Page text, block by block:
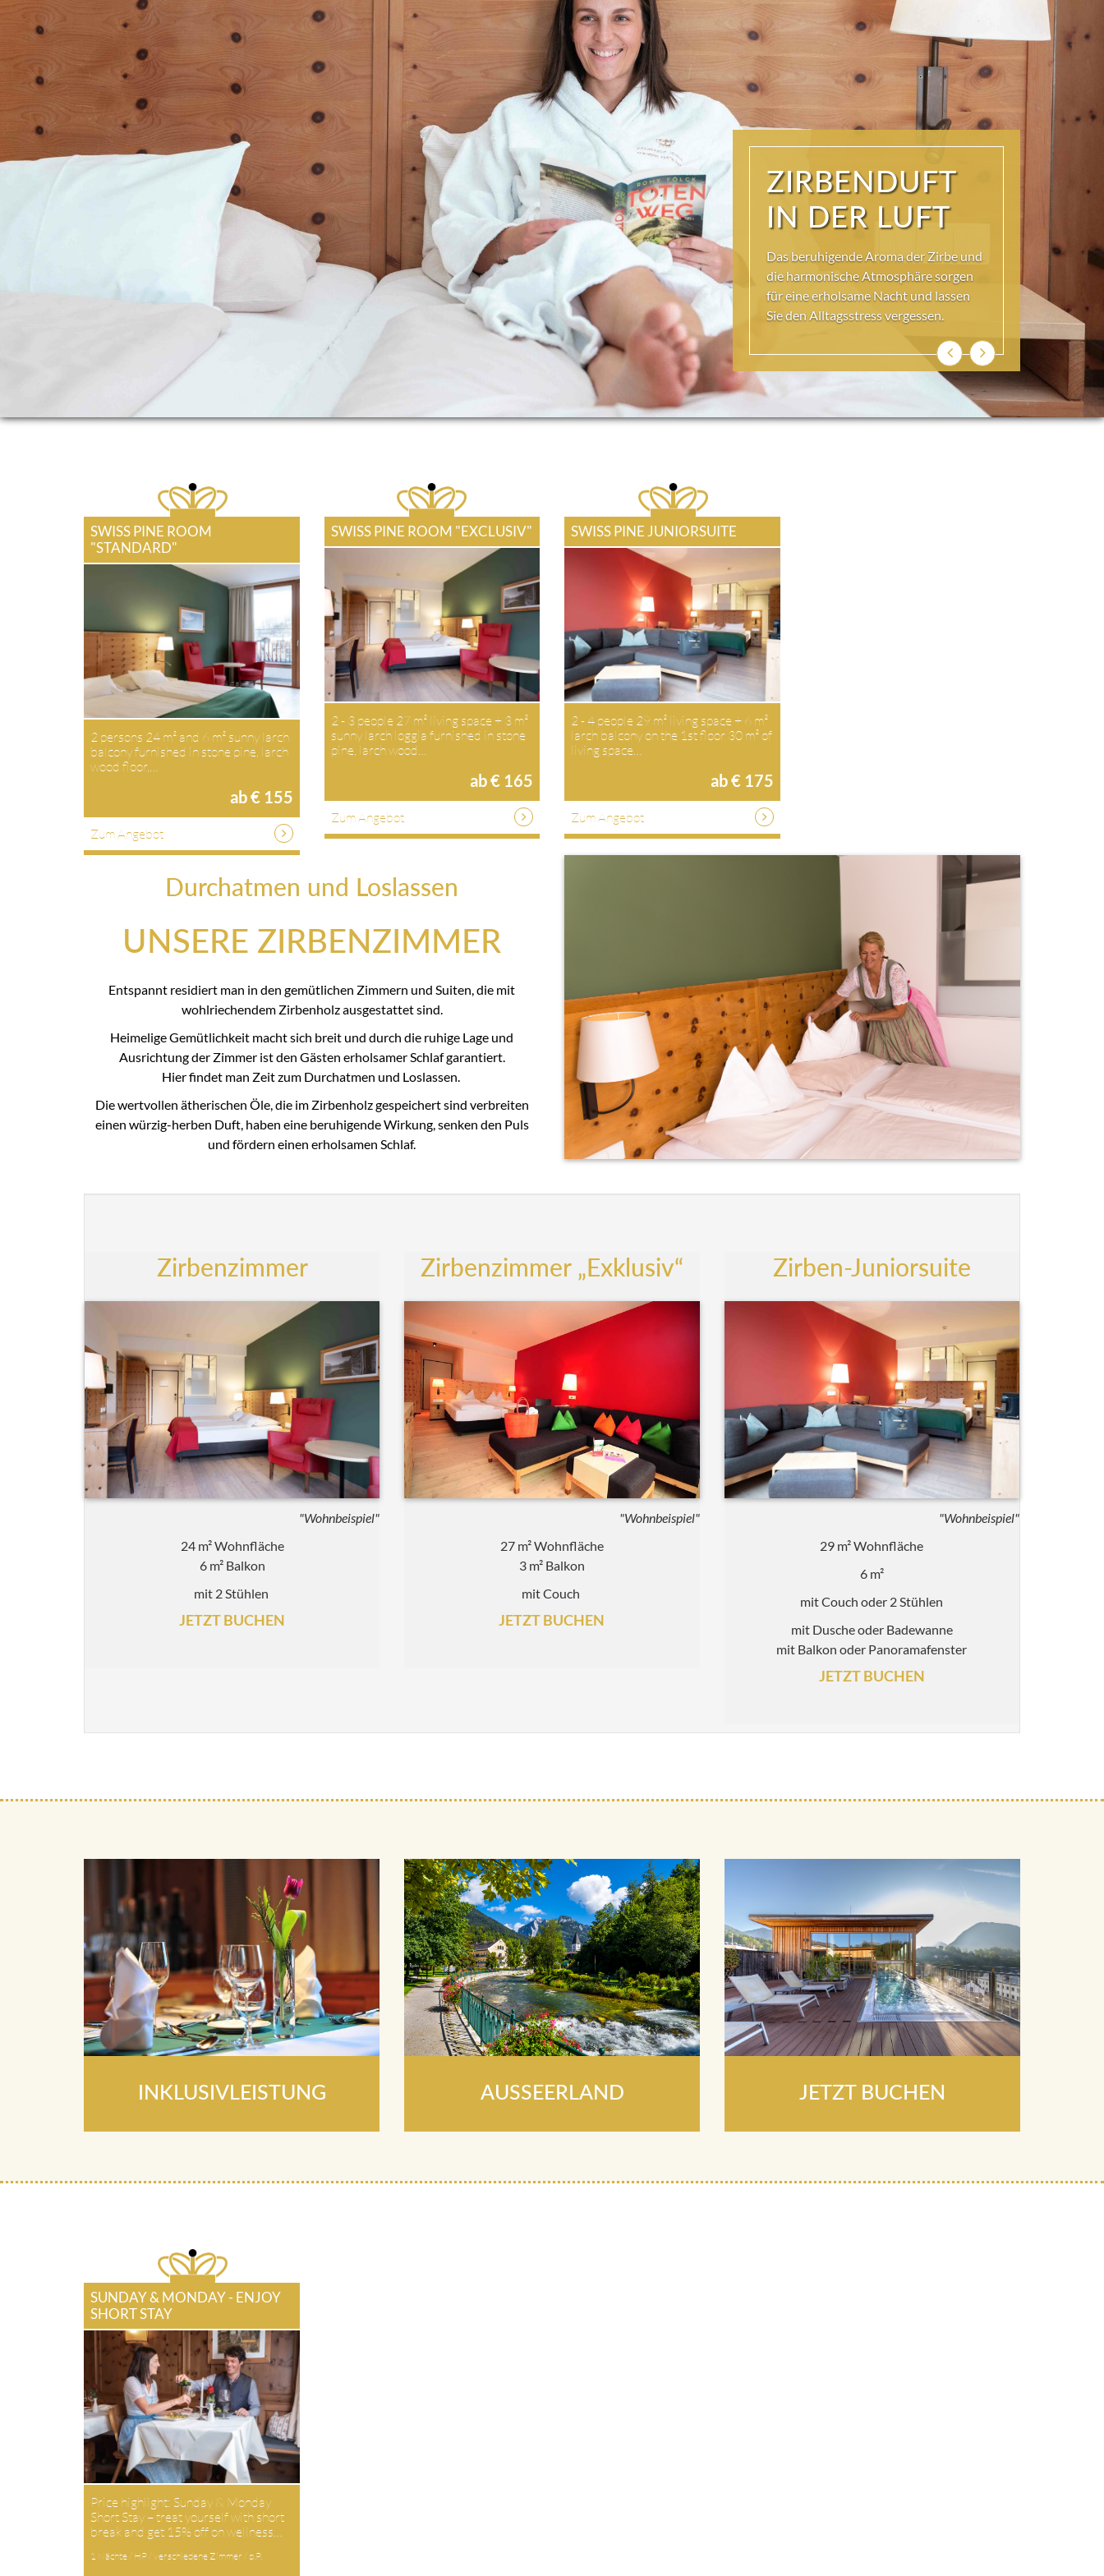
STIMMIG UND
ECHT
Entdecken Sie unsere einladenden
Zirbenzimmer, die mit natürlichen
Materialien und liebevollen Details
gestaltet sind.
ZurückWeiter
SWISS PINE ROOM
"STANDARD"
2 persons 24 m² and 6 m² sunny larch
balcony furnished in stone pine, larch
wood floor,…
ab € 155
Zum Angebot
SWISS PINE ROOM "EXCLUSIV"
2 - 3 people 27 m² living space + 3 m²
sunny larch loggia furnished in stone
pine, larch wood…
ab € 165
Zum Angebot
SWISS PINE JUNIORSUITE
2 - 4 people 29 m² living space + 6 m²
larch balcony on the 1st floor 30 m² of
living space…
ab € 175
Zum Angebot
Durchatmen und Loslassen
UNSERE ZIRBENZIMMER
Entspannt residiert man in den gemütlichen Zimmern und Suiten, die mit
wohlriechendem Zirbenholz ausgestattet sind.
Heimelige Gemütlichkeit macht sich breit und durch die ruhige Lage und
Ausrichtung der Zimmer ist den Gästen erholsamer Schlaf garantiert.
Hier findet man Zeit zum Durchatmen und Loslassen.
Die wertvollen ätherischen Öle, die im Zirbenholz gespeichert sind verbreiten
einen würzig-herben Duft, haben eine beruhigende Wirkung, senken den Puls
und fördern einen erholsamen Schlaf.
Zirbenzimmer
"Wohnbeispiel"
24 m² Wohnfläche
6 m² Balkon
mit 2 Stühlen
JETZT BUCHEN
Zirbenzimmer „Exklusiv“
"Wohnbeispiel"
27 m² Wohnfläche
3 m² Balkon
mit Couch
JETZT BUCHEN
Zirben-Juniorsuite
"Wohnbeispiel"
29 m² Wohnfläche
6 m²
mit Couch oder 2 Stühlen
mit Dusche oder Badewanne
mit Balkon oder Panoramafenster
JETZT BUCHEN
INKLUSIVLEISTUNG AUSSEERLAND JETZT BUCHEN
SUNDAY & MONDAY - ENJOY
SHORT STAY
Price highlight: Sunday & Monday
Short Stay – treat yourself with short
break and get 15% off on wellness…
1 Nächte / HP / verschiedene Zimmer / p.P.